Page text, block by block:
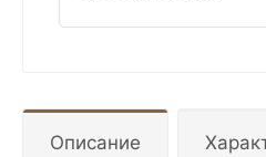
Описание